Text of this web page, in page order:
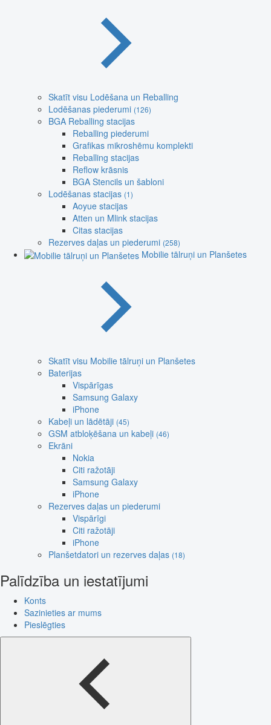
Skatīt visu Lodēšana un Reballing
Lodēšanas piederumi (126)
BGA Reballing stacijas
Reballing piederumi
Grafikas mikroshēmu komplekti
Reballing stacijas
Reflow krāsnis
BGA Stencils un šabloni
Lodēšanas stacijas (1)
Aoyue stacijas
Atten un Mlink stacijas
Citas stacijas
Rezerves daļas un piederumi (258)
Mobilie tālruņi un Planšetes
Skatīt visu Mobilie tālruņi un Planšetes
Baterijas
Vispārīgas
Samsung Galaxy
iPhone
Kabeļi un lādētāji (45)
GSM atbloķēšana un kabeļi (46)
Ekrāni
Nokia
Citi ražotāji
Samsung Galaxy
iPhone
Rezerves daļas un piederumi
Vispārīgi
Citi ražotāji
iPhone
Planšetdatori un rezerves daļas (18)
Palīdzība un iestatījumi
Konts
Sazinieties ar mums
Pieslēgties